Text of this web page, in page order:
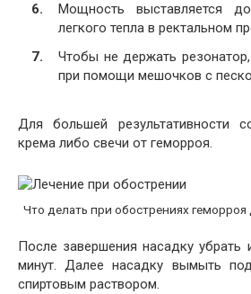
Мощность выставляется
легкого тепла в ректальном
Чтобы не держать
при помощи мешочков с
Для большей результативности
крема либо свечи от геморроя.
Что делать при обострениях
После завершения насадку убрать
минут. Далее насадку вымыть
спиртовым раствором.